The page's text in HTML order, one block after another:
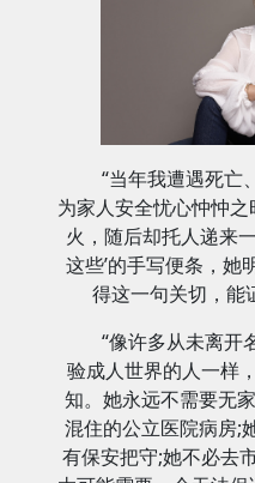
“当年我遭遇死亡
为家人安全忧心忡忡
火，随后却托人递来
这些’的手写便条，她
得这一句关切，能
“像许多从未离开
验成人世界的人一样
知。她永远不需要无
混住的公立医院病房;
有保安把守;她不必去